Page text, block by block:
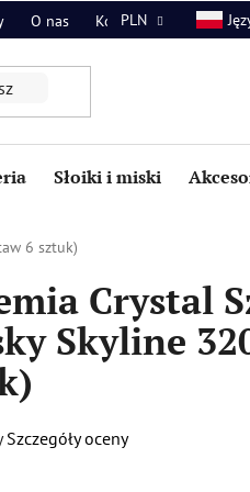
O nas Kontakt
PLN
Słoiki i miski
6 sztuk)
Crystal
Skyline
Szczegóły oceny